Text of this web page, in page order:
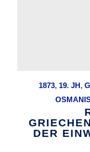
1873, 19. JH,
DER